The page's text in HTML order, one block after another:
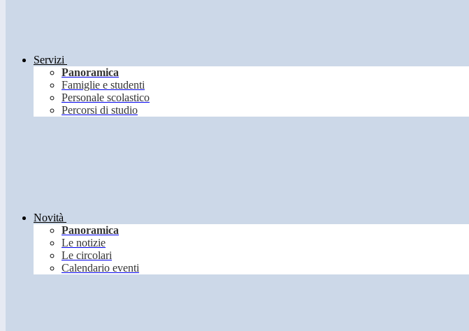
Servizi
Panoramica
Famiglie e studenti
Personale scolastico
Percorsi di studio
Novità
Panoramica
Le notizie
Le circolari
Calendario eventi